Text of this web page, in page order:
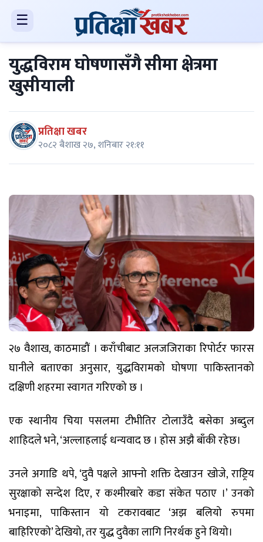
☰
युद्धविराम घोषणासँगै सीमा क्षेत्रमा
खुसीयाली
प्रतिक्षा खबर
२०८२ बैशाख २७, शनिबार २१:११
२७ वैशाख, काठमाडौं । कराँचीबाट अलजजिराका रिपोर्टर फारस
घानीले बताएका अनुसार, युद्धविरामको घोषणा पाकिस्तानको
दक्षिणी शहरमा स्वागत गरिएको छ ।
एक स्थानीय चिया पसलमा टीभीतिर टोलाउँदै बसेका अब्दुल
शाहिदले भने, ‘अल्लाहलाई धन्यवाद छ । होस अझै बाँकी रहेछ।
उनले अगाडि थपे, ‘दुवै पक्षले आफ्नो शक्ति देखाउन खोजे, राष्ट्रिय
सुरक्षाको सन्देश दिए, र कश्मीरबारे कडा संकेत पठाए ।’ उनको
भनाइमा, पाकिस्तान यो टकरावबाट ‘अझ बलियो रुपमा
बाहिरिएको’ देखियो, तर युद्ध दुवैका लागि निरर्थक हुने थियो।